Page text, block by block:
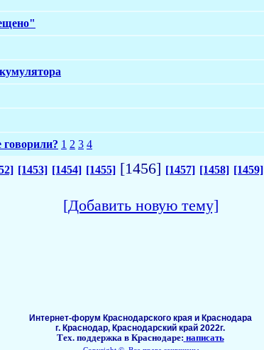
говорили? 1 2 3 4
[1453] [1454] [1455] [1456] [1457] [1458] [1459]
[Добавить новую тему]
Интернет-форум Краснодарского края и Краснодара
г. Краснодар, Краснодарский край 2022г.
Тех. поддержка в Краснодаре: написать